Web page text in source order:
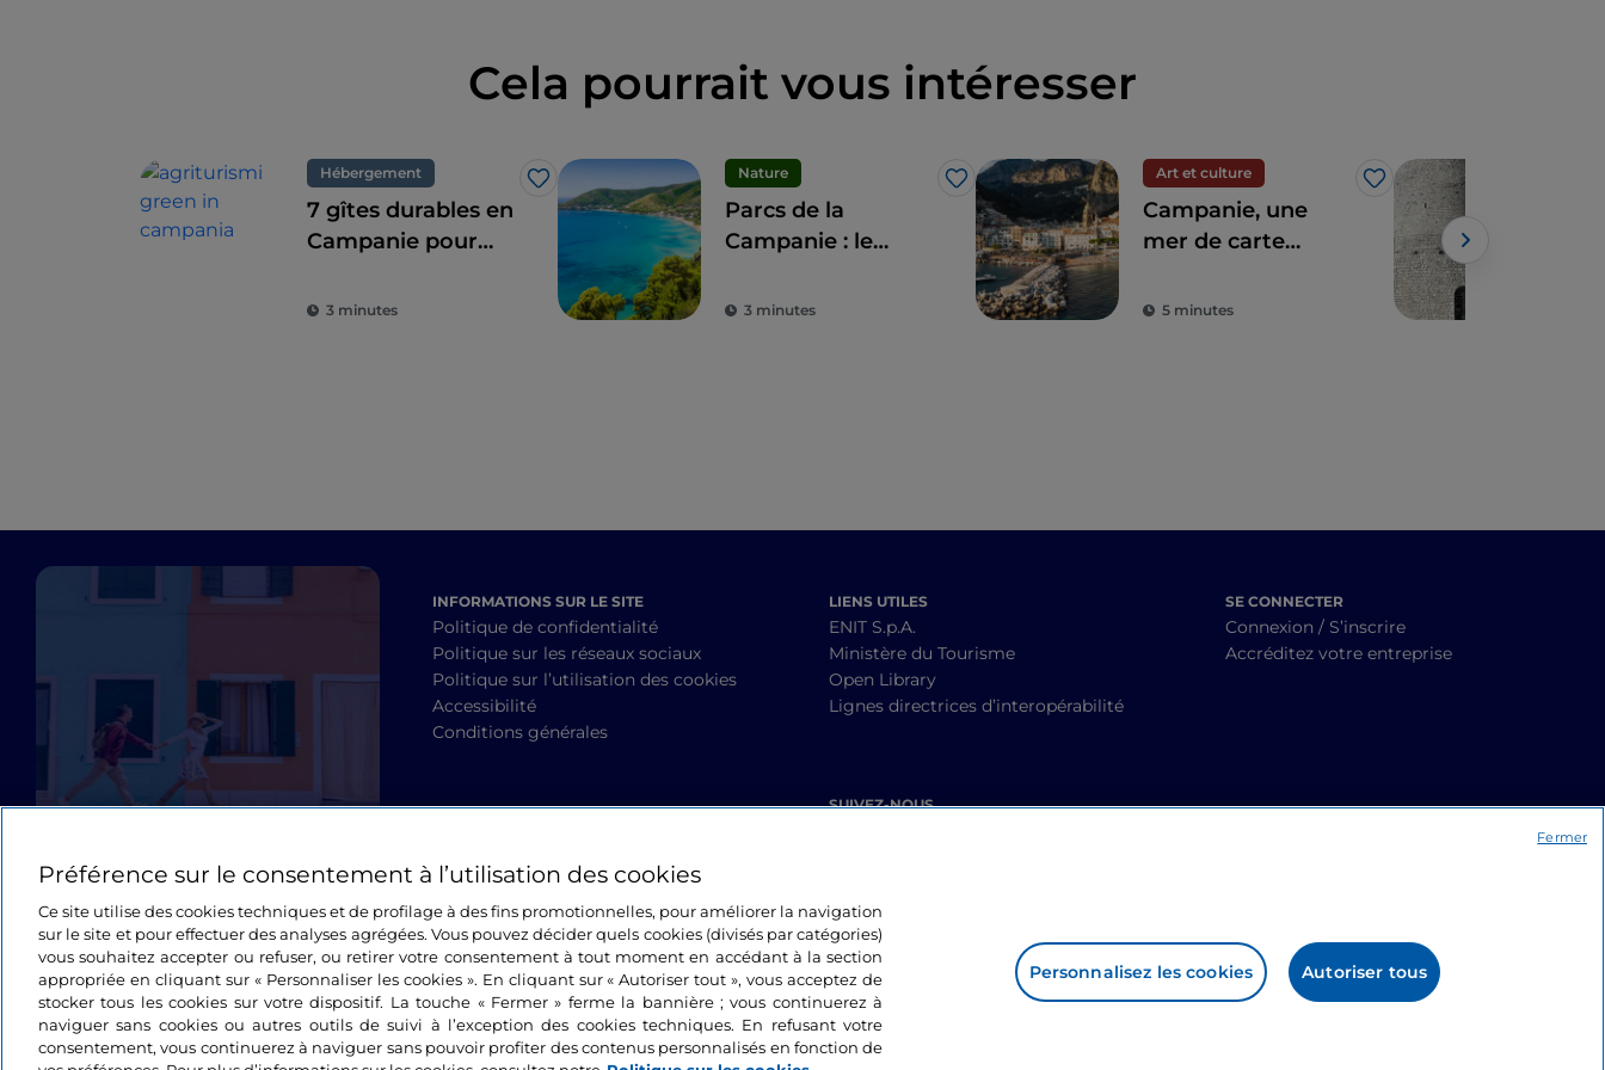
Cela pourrait vous intéresser
Hébergement
J’aime
7 gîtes durables en
Campanie pour
parfaite de l'éco-
3 minutes
Nature
J’aime
Parcs de la
Campanie : le
dans les zones
3 minutes
Art et culture
J’aime
Campanie, une
mer de carte
saveurs à faire
5 minutes
INFORMATIONS SUR LE SITE
Politique de confidentialité
Politique sur les réseaux sociaux
Politique sur l’utilisation des cookies
Accessibilité
Conditions générales
LIENS UTILES
ENIT S.p.A.
Ministère du Tourisme
Open Library
Lignes directrices d’interopérabilité
SUIVEZ-NOUS
SE CONNECTER
Connexion / S’inscrire
Accréditez votre entreprise
Préférence sur le consentement à l’utilisation des cookies
Ce site utilise des cookies techniques et de profilage à des fins promotionnelles, pour améliorer la navigation
sur le site et pour effectuer des analyses agrégées. Vous pouvez décider quels cookies (divisés par catégories)
vous souhaitez accepter ou refuser, ou retirer votre consentement à tout moment en accédant à la section
appropriée en cliquant sur « Personnaliser les cookies ». En cliquant sur « Autoriser tout », vous acceptez de
stocker tous les cookies sur votre dispositif. La touche « Fermer » ferme la bannière ; vous continuerez à
naviguer sans cookies ou autres outils de suivi à l’exception des cookies techniques. En refusant votre
consentement, vous continuerez à naviguer sans pouvoir profiter des contenus personnalisés en fonction de
Personnalisez les cookies Autoriser tous
Fermer